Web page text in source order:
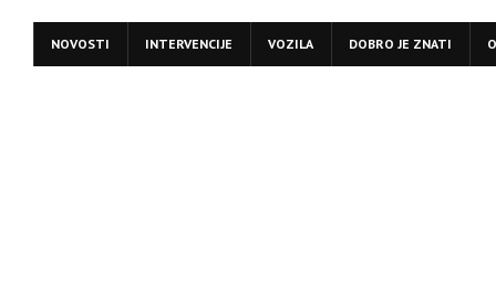
NOVOSTI INTERVENCIJE VOZILA DOBRO JE ZNATI